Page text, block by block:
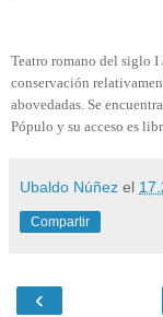
Teatro romano del siglo I
conservación
abovedadas. Se
Pópulo y su acceso es
Ubaldo Núñez el
Compartir
‹